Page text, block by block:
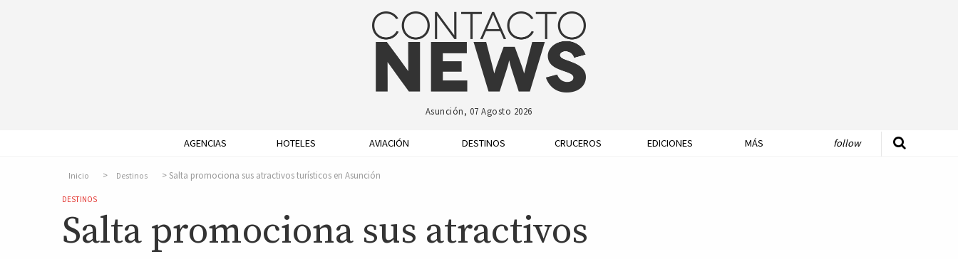
Asunción, 07 Agosto 2026
AGENCIAS HOTELES AVIACIÓN DESTINOS CRUCEROS EDICIONES MÁS follow
Inicio Destinos Salta promociona sus atractivos turísticos en Asunción
DESTINOS
Salta promociona sus atractivos